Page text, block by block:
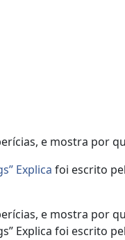
e mostra por
Explica foi escrito
e mostra por
Explica foi